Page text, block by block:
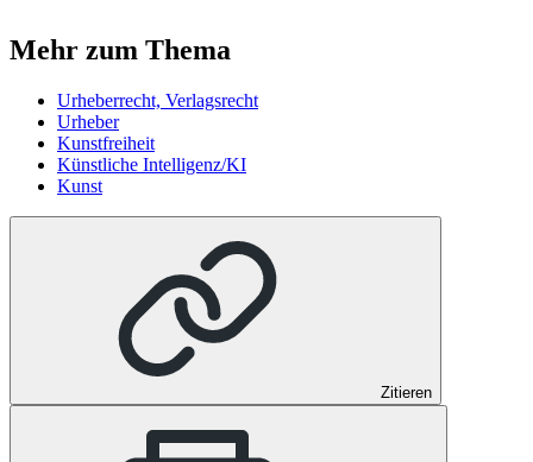
Mehr zum Thema
Urheberrecht, Verlagsrecht
Urheber
Kunstfreiheit
Künstliche Intelligenz/KI
Kunst
Zitieren